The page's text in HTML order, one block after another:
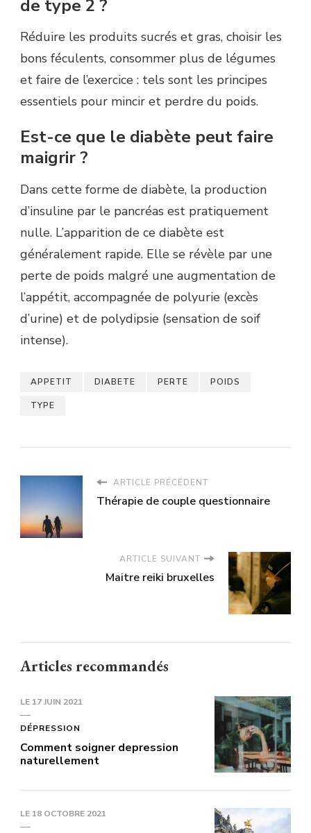
de type 2 ?
Réduire les produits sucrés et gras, choisir les
bons féculents, consommer plus de légumes
et faire de l’exercice : tels sont les principes
essentiels pour mincir et perdre du poids.
Est-ce que le diabète peut faire
maigrir ?
Dans cette forme de diabète, la production
d’insuline par le pancréas est pratiquement
nulle. L’apparition de ce diabète est
généralement rapide. Elle se révèle par une
perte de poids malgré une augmentation de
l’appétit, accompagnée de polyurie (excès
d’urine) et de polydipsie (sensation de soif
intense).
APPETIT DIABETE PERTE POIDS
TYPE
ARTICLE PRÉCÉDENT
Thérapie de couple questionnaire
ARTICLE SUIVANT
Maitre reiki bruxelles
Articles recommandés
LE 17 JUIN 2021
DÉPRESSION
Comment soigner depression
naturellement
LE 18 OCTOBRE 2021